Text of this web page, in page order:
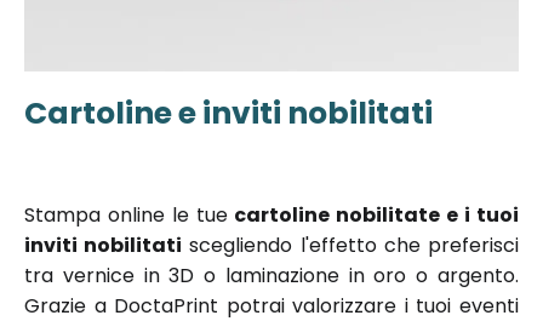
Cartoline e inviti nobilitati
Vai
immagini
Stampa online le tue cartoline nobilitate e i tuoi
inviti nobilitati scegliendo l'effetto che preferisci
tra vernice in 3D o laminazione in oro o argento.
Grazie a DoctaPrint potrai valorizzare i tuoi eventi